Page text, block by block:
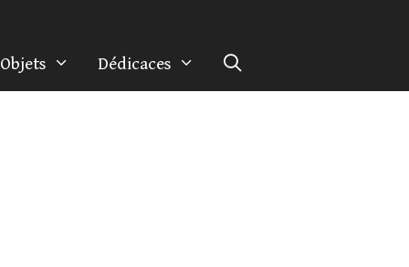
Objets Dédicaces